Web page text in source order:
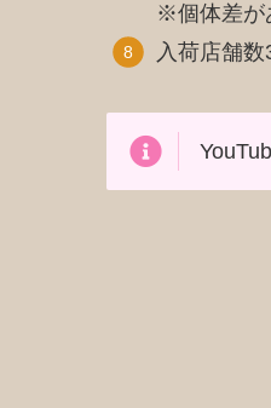
※個体差が
入荷店舗数